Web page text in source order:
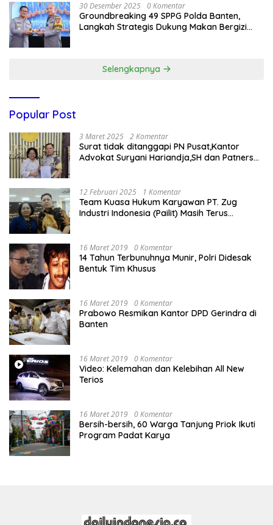
30 Desember 2025 0 Komentar
Groundbreaking 49 SPPG Polda Banten,
Langkah Strategis Dukung Makan Bergizi
Selengkapnya
Popular Post
3 Maret 2025 2 Komentar
Surat tidak ditanggapi PN Pusat,Kantor
Advokat Suryani Hariandja,SH dan Patners
12 Februari 2025 1 Komentar
Team Kuasa Hukum Karyawan PT. Zug
Industri Indonesia (Pailit) Masih Terus
16 Maret 2019 0 Komentar
14 Tahun Terbunuhnya Munir, Polri Didesak
Bentuk Tim Khusus
16 Maret 2019 0 Komentar
Prabowo Resmikan Kantor DPD Gerindra di
Banten
16 Maret 2019 0 Komentar
Video: Kelemahan dan Kelebihan All New
Terios
16 Maret 2019 0 Komentar
Bersih-bersih, 60 Warga Tanjung Priok Ikuti
Program Padat Karya